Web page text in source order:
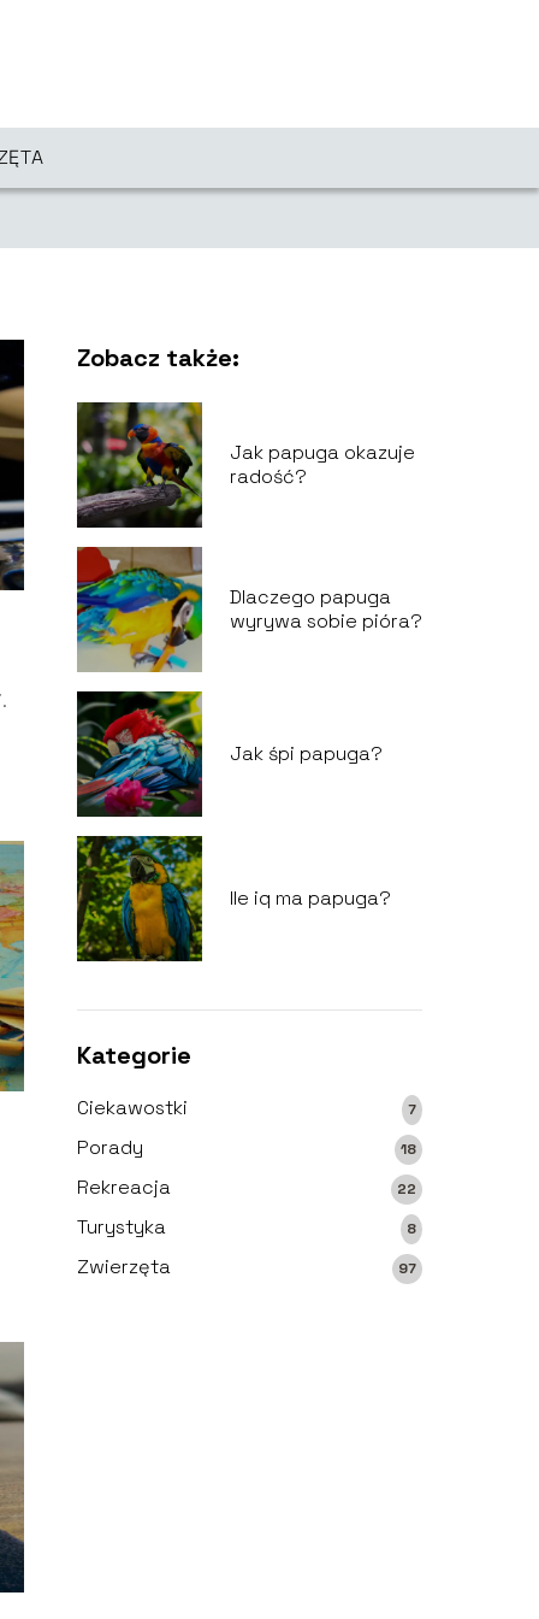
Zobacz także:
Jak papuga okazuje
radość?
Dlaczego papuga
wyrywa sobie pióra?
Jak śpi papuga?
Ile iq ma papuga?
Kategorie
Ciekawostki 7
Porady 18
Rekreacja 22
Turystyka 8
Zwierzęta 97